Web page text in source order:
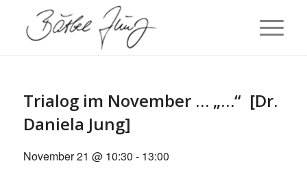
Trialog im November … „…“ [Dr.
Daniela Jung]
November 21 @ 10:30 - 13:00